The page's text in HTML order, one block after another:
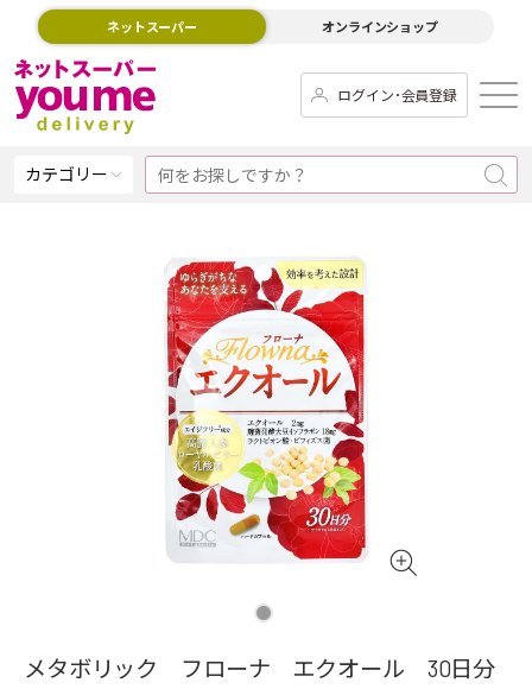
ネットスーパー オンラインショップ
ログイン･会員登録
カテゴリー
メタボリック フローナ エクオール 30日分